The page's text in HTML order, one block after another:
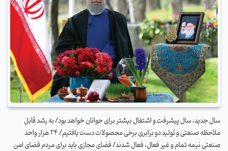
سال جدید، سال پیشرفت و اشتغال بیشتر برای جوانان خواهد بود/ به رشد قابل
ملاحظه صنعتی و تولید دو برابری برخی محصولات دست یافتیم/۲۴هزار واحد
صنعتی نیمه تمام و غیر فعال، فعال شدند/ فضای مجازی باید برای مردم فضای امن